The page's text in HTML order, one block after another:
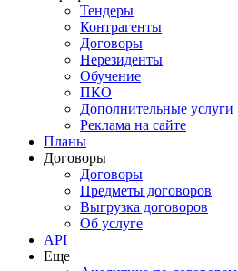
Тендеры
Контрагенты
Договоры
Нерезиденты
Обучение
ПКО
Дополнительные услуги
Реклама на сайте
Планы
Договоры
Договоры
Предметы договоров
Выгрузка договоров
Об услуге
API
Еще